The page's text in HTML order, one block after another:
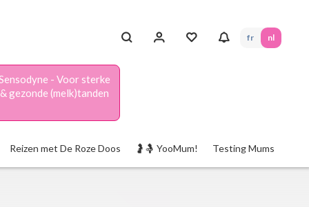
fr nl
- Voor sterke
& gezonde (melk)tanden
Reizen met De Roze Doos 🤰🤱 YooMum! Testing Mums